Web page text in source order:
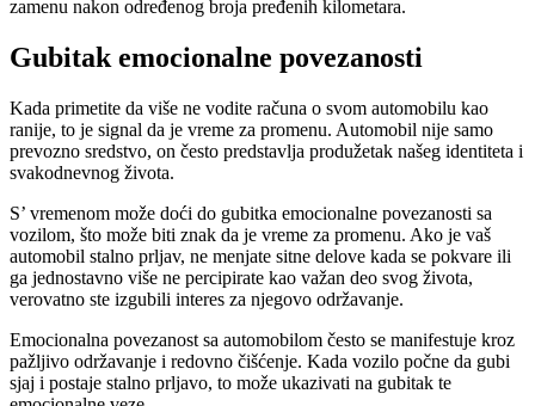
zamenu nakon određenog broja pređenih kilometara.
Gubitak emocionalne povezanosti
Kada primetite da više ne vodite računa o svom automobilu kao
ranije, to je signal da je vreme za promenu. Automobil nije samo
prevozno sredstvo, on često predstavlja produžetak našeg identiteta i
svakodnevnog života.
S’ vremenom može doći do gubitka emocionalne povezanosti sa
vozilom, što može biti znak da je vreme za promenu. Ako je vaš
automobil stalno prljav, ne menjate sitne delove kada se pokvare ili
ga jednostavno više ne percipirate kao važan deo svog života,
verovatno ste izgubili interes za njegovo održavanje.
Emocionalna povezanost sa automobilom često se manifestuje kroz
pažljivo održavanje i redovno čišćenje. Kada vozilo počne da gubi
sjaj i postaje stalno prljavo, to može ukazivati na gubitak te